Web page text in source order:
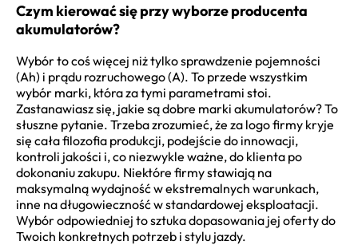
Czym kierować się przy wyborze producenta
akumulatorów?
Wybór to coś więcej niż tylko sprawdzenie pojemności
(Ah) i prądu rozruchowego (A). To przede wszystkim
wybór marki, która za tymi parametrami stoi.
Zastanawiasz się, jakie są dobre marki akumulatorów? To
słuszne pytanie. Trzeba zrozumieć, że za logo firmy kryje
się cała filozofia produkcji, podejście do innowacji,
kontroli jakości i, co niezwykle ważne, do klienta po
dokonaniu zakupu. Niektóre firmy stawiają na
maksymalną wydajność w ekstremalnych warunkach,
inne na długowieczność w standardowej eksploatacji.
Wybór odpowiedniej to sztuka dopasowania jej oferty do
Twoich konkretnych potrzeb i stylu jazdy.